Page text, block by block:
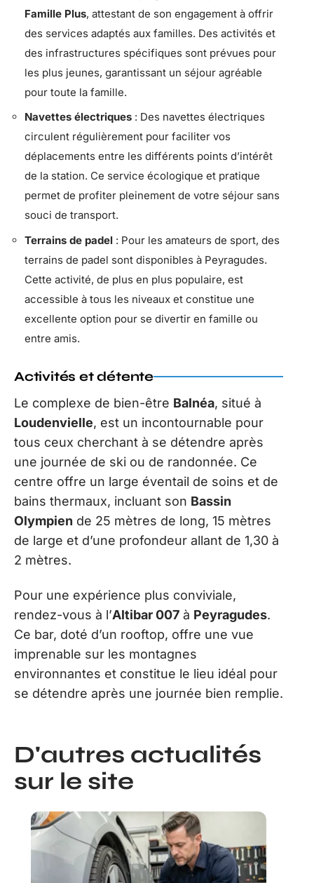
Famille Plus, attestant de son engagement à offrir
des services adaptés aux familles. Des activités et
des infrastructures spécifiques sont prévues pour
les plus jeunes, garantissant un séjour agréable
pour toute la famille.
Navettes électriques : Des navettes électriques
circulent régulièrement pour faciliter vos
déplacements entre les différents points d’intérêt
de la station. Ce service écologique et pratique
permet de profiter pleinement de votre séjour sans
souci de transport.
Terrains de padel : Pour les amateurs de sport, des
terrains de padel sont disponibles à Peyragudes.
Cette activité, de plus en plus populaire, est
accessible à tous les niveaux et constitue une
excellente option pour se divertir en famille ou
entre amis.
Activités et détente
Le complexe de bien-être Balnéa, situé à
Loudenvielle, est un incontournable pour
tous ceux cherchant à se détendre après
une journée de ski ou de randonnée. Ce
centre offre un large éventail de soins et de
bains thermaux, incluant son Bassin
Olympien de 25 mètres de long, 15 mètres
de large et d’une profondeur allant de 1,30 à
2 mètres.
Pour une expérience plus conviviale,
rendez-vous à l’Altibar 007 à Peyragudes.
Ce bar, doté d’un rooftop, offre une vue
imprenable sur les montagnes
environnantes et constitue le lieu idéal pour
se détendre après une journée bien remplie.
D'autres actualités
sur le site